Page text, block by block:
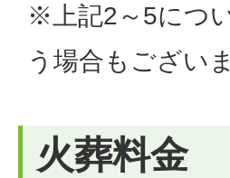
※上記2～5につ
う場合もござい
火葬料金